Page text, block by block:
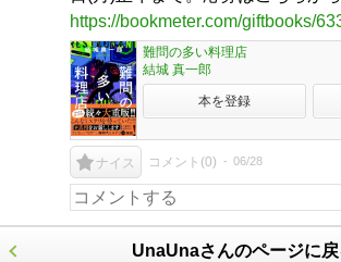
https://bookmeter.com/giftbooks/
難問の多い料理店
結城 真一郎
本を登録
ナイス コメント(0) 06/28
UnaUnaさんのページに戻